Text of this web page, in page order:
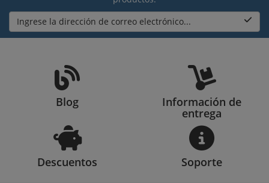
Ingrese la dirección de correo electrónico...
Blog Información de
entrega
Descuentos Soporte